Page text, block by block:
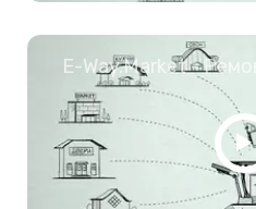
E-Way.Market -